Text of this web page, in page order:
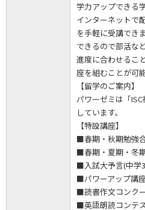
学力アップできる
インターネットで
を手軽に受講でき
できるので部活な
進度に合わせるこ
座を組むことが可能
【留学のご案内】
パワーゼミは「
しています。
【特設講座】
■春期・秋期勉強
■春期・夏期・冬
■入試大予言(中学
■パワーアップ講
■読書作文コンク
■英語朗読コンテ